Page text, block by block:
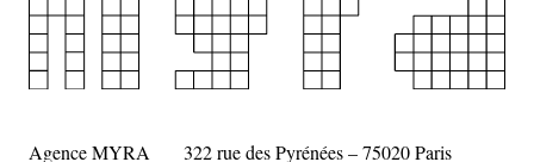
Agence MYRA 322 rue des Pyrénées – 75020 Paris